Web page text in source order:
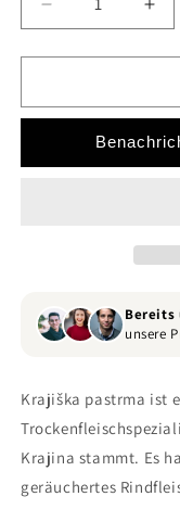
Verringere
die
Menge
Krajiška
die
Bereits
unsere
Krajiška pastrma ist
Krajina stammt. Es
geräuchertes